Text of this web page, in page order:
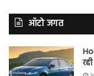
ऑटो जगत